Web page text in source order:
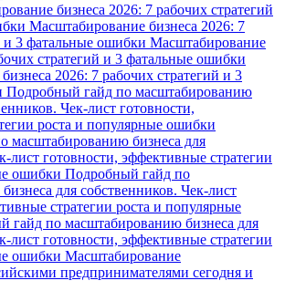
бизнеса 2026: 7 рабочих стратегий
Масштабирование бизнеса 2026: 7
и 3 фатальные ошибки Масштабирование
стратегий и 3 фатальные ошибки
2026: 7 рабочих стратегий и 3
Подробный гайд по масштабированию
Чек-лист готовности,
роста и популярные ошибки
масштабированию бизнеса для
лист готовности, эффективные стратегии
ошибки Подробный гайд по
для собственников. Чек-лист
стратегии роста и популярные
гайд по масштабированию бизнеса для
лист готовности, эффективные стратегии
ошибки Масштабирование